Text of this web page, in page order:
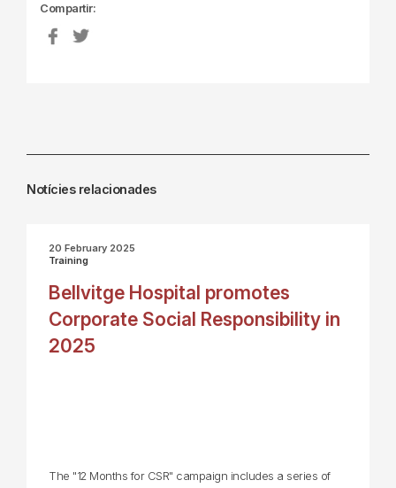
Compartir:
Notícies relacionades
20 February 2025
Training
Bellvitge Hospital promotes
Corporate Social Responsibility in
2025
The "12 Months for CSR" campaign includes a series of